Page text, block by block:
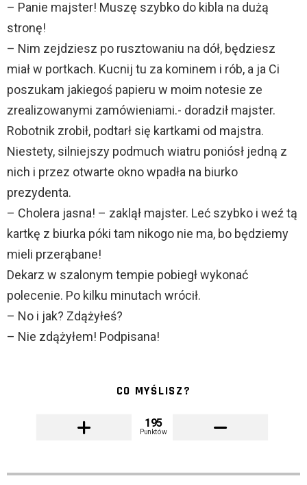
– Panie majster! Muszę szybko do kibla na dużą
stronę!
– Nim zejdziesz po rusztowaniu na dół, będziesz
miał w portkach. Kucnij tu za kominem i rób, a ja Ci
poszukam jakiegoś papieru w moim notesie ze
zrealizowanymi zamówieniami.- doradził majster.
Robotnik zrobił, podtarł się kartkami od majstra.
Niestety, silniejszy podmuch wiatru poniósł jedną z
nich i przez otwarte okno wpadła na biurko
prezydenta.
– Cholera jasna! – zaklął majster. Leć szybko i weź tą
kartkę z biurka póki tam nikogo nie ma, bo będziemy
mieli przerąbane!
Dekarz w szalonym tempie pobiegł wykonać
polecenie. Po kilku minutach wrócił.
– No i jak? Zdążyłeś?
– Nie zdążyłem! Podpisana!
CO MYŚLISZ?
195
Punktów